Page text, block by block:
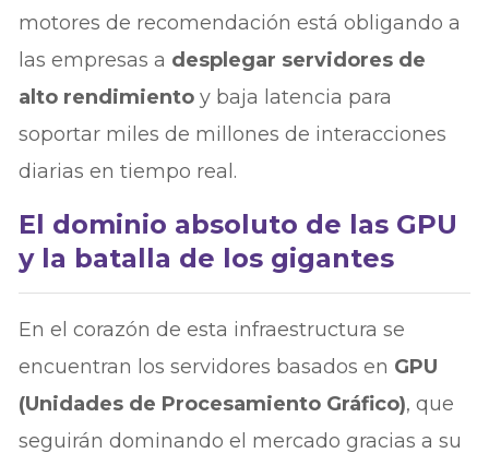
motores de recomendación está obligando a
las empresas a desplegar servidores de
alto rendimiento y baja latencia para
soportar miles de millones de interacciones
diarias en tiempo real.
El dominio absoluto de las GPU
y la batalla de los gigantes
En el corazón de esta infraestructura se
encuentran los servidores basados en GPU
(Unidades de Procesamiento Gráfico), que
seguirán dominando el mercado gracias a su